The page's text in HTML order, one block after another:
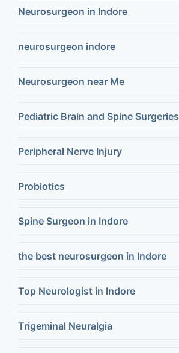
Neurosurgeon in Indore
neurosurgeon indore
Neurosurgeon near Me
Pediatric Brain and Spine Surgeries
Peripheral Nerve Injury
Probiotics
Spine Surgeon in Indore
the best neurosurgeon in Indore
Top Neurologist in Indore
Trigeminal Neuralgia